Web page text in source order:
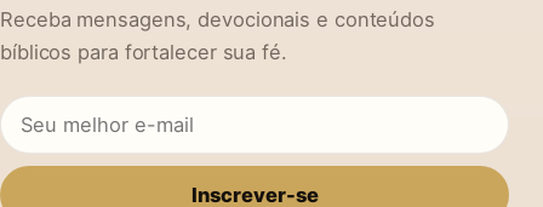
Receba mensagens, devocionais e conteúdos
bíblicos para fortalecer sua fé.
Inscrever-se